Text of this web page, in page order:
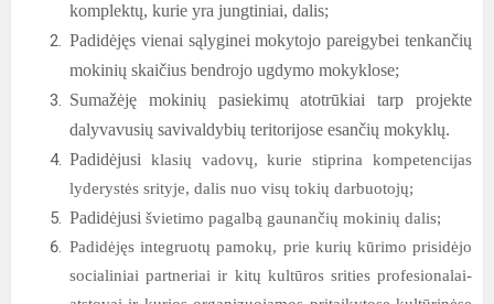
komplektų, kurie yra jungtiniai, dalis;
Padidėjęs vienai sąlyginei mokytojo pareigybei tenkančių
mokinių skaičius bendrojo ugdymo mokyklose;
Sumažėję mokinių pasiekimų atotrūkiai tarp projekte
dalyvavusių savivaldybių teritorijose esančių mokyklų.
Padidėjusi klasių vadovų, kurie stiprina kompetencijas
lyderystės srityje, dalis nuo visų tokių darbuotojų;
Padidėjusi švietimo pagalbą gaunančių mokinių dalis;
Padidėjęs integruotų pamokų, prie kurių kūrimo prisidėjo
socialiniai partneriai ir kitų kultūros srities profesionalai-